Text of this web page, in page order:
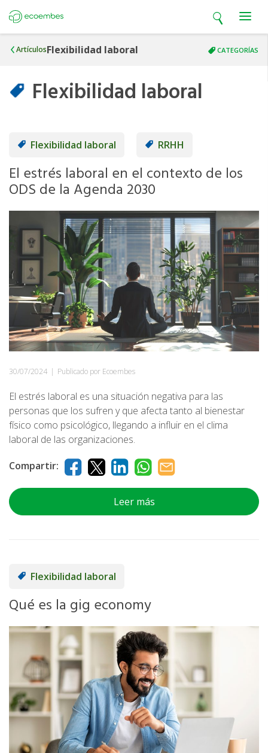
Open search
Open
ArtículosFlexibilidad laboral CATEGORÍAS
Flexibilidad laboral
Flexibilidad laboral RRHH
El estrés laboral en el contexto de los
ODS de la Agenda 2030
30/07/2024 | Publicado por Ecoembes
El estrés laboral es una situación negativa para las
personas que los sufren y que afecta tanto al bienestar
físico como psicológico, llegando a influir en el clima
laboral de las organizaciones.
Compartir:
Leer más
Flexibilidad laboral
Qué es la gig economy